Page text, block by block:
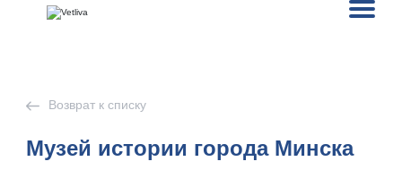
Возврат к списку
Музей истории города Минска